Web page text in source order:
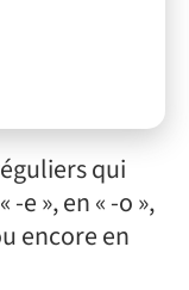
qui
e », en « -o »,
encore en